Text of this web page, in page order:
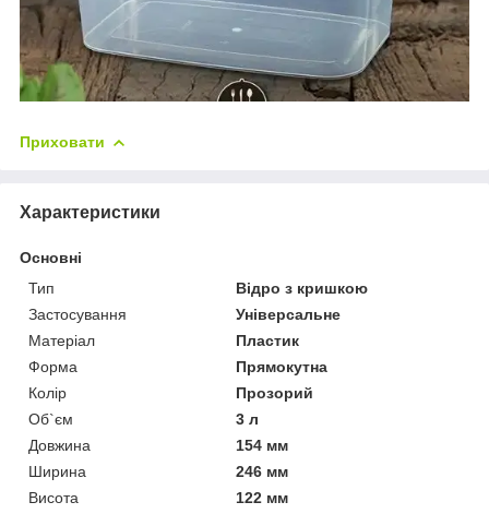
Приховати
Характеристики
Основні
Тип
Відро з кришкою
Застосування
Універсальне
Матеріал
Пластик
Форма
Прямокутна
Колір
Прозорий
Об`єм
3 л
Довжина
154 мм
Ширина
246 мм
Висота
122 мм